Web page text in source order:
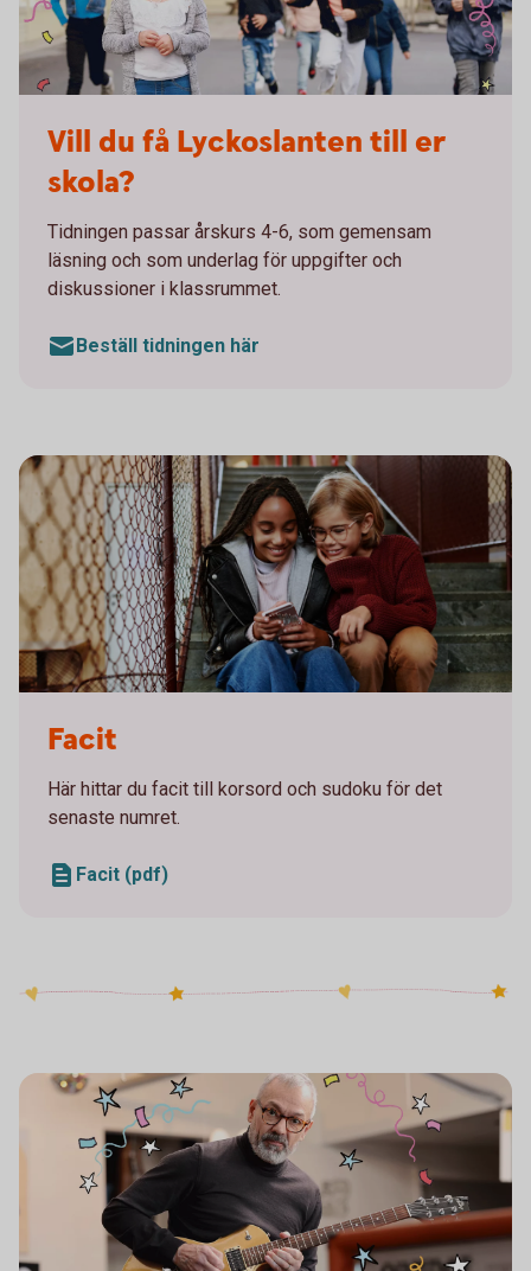
Vill du få Lyckoslanten till er
skola?
Tidningen passar årskurs 4-6, som gemensam
läsning och som underlag för uppgifter och
diskussioner i klassrummet.
Beställ tidningen här
Facit
Här hittar du facit till korsord och sudoku för det
senaste numret.
Facit (pdf)